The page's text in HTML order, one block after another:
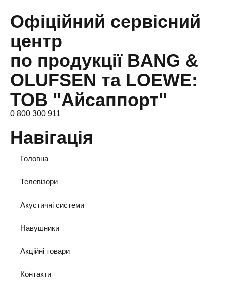
Офіційний сервісний
центр
по продукції BANG &
OLUFSEN та LOEWE:
ТОВ "Айсаппорт"
0 800 300 911
Навігація
Головна
Телевізори
Акустичні системи
Навушники
Акційні товари
Контакти